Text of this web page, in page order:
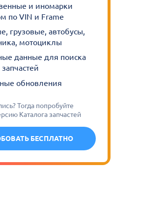
и иномарки
по VIN и Frame
грузовые, автобусы,
мотоциклы
данные для поиска
обновления
Тогда попробуйте
Каталога запчастей
БЕСПЛАТНО